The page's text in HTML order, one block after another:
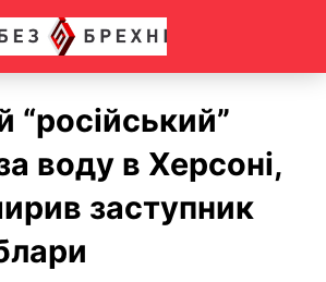
“російський”
воду в Херсоні,
заступник